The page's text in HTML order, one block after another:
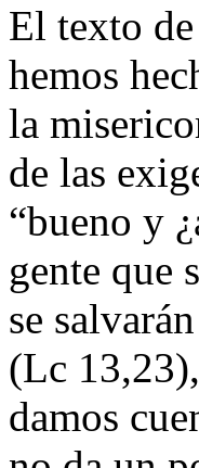
El texto
hemos
la
de las
“bueno y
gente que
se
(Lc
damos